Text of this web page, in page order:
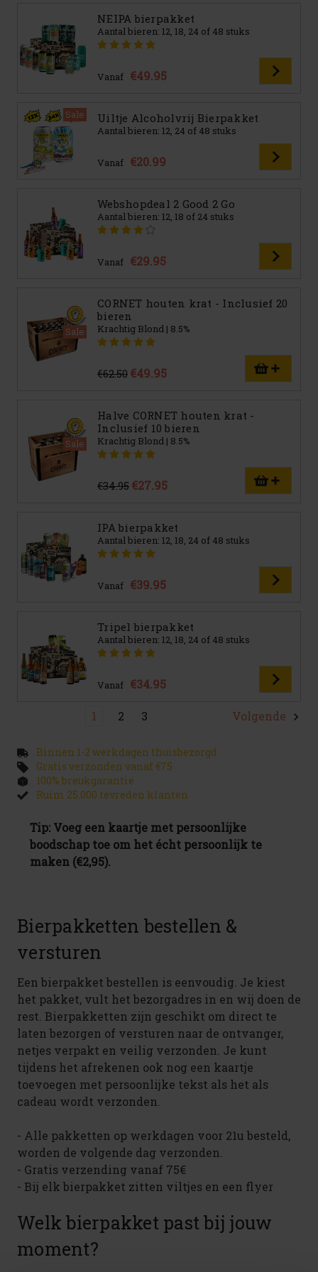
NEIPA bierpakket
Aantal bieren: 12, 18, 24 of 48 stuks
Vanaf €49.95
Sale Uiltje Alcoholvrij Bierpakket
Aantal bieren: 12, 24 of 48 stuks
Vanaf €20.99
Webshopdeal 2 Good 2 Go
Aantal bieren: 12, 18 of 24 stuks
Vanaf €29.95
Sale
CORNET houten krat - Inclusief 20
bieren
Krachtig Blond | 8.5%
€62.50 €49.95
Sale
Halve CORNET houten krat -
Inclusief 10 bieren
Krachtig Blond | 8.5%
€34.95 €27.95
IPA bierpakket
Aantal bieren: 12, 18, 24 of 48 stuks
Vanaf €39.95
Tripel bierpakket
Aantal bieren: 12, 18, 24 of 48 stuks
Vanaf €34.95
1 2 3 Volgende
Binnen 1-2 werkdagen thuisbezorgd
Gratis verzonden vanaf €75
100% breukgarantie
Ruim 25.000 tevreden klanten
Tip: Voeg een kaartje met persoonlijke
boodschap toe om het écht persoonlijk te
maken (€2,95).
Bierpakketten bestellen &
versturen
Een bierpakket bestellen is eenvoudig. Je kiest
het pakket, vult het bezorgadres in en wij doen de
rest. Bierpakketten zijn geschikt om direct te
laten bezorgen of versturen naar de ontvanger,
netjes verpakt en veilig verzonden. Je kunt
tijdens het afrekenen ook nog een kaartje
toevoegen met persoonlijke tekst als het als
cadeau wordt verzonden.
- Alle pakketten op werkdagen voor 21u besteld,
worden de volgende dag verzonden.
- Gratis verzending vanaf 75€
- Bij elk bierpakket zitten viltjes en een flyer
Welk bierpakket past bij jouw
moment?